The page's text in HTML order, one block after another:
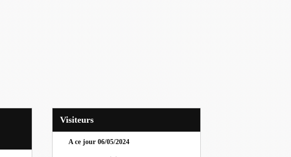
Visiteurs
A ce jour 06/05/2024